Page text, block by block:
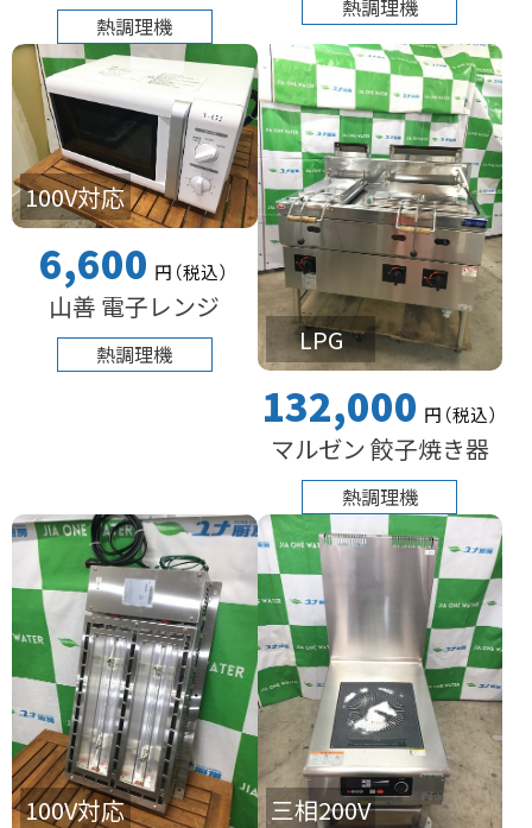
熱調理機
熱調理機
100V対応
6,600 円（税込）
山善 電子レンジ
熱調理機 LPG
132,000 円（税込）
マルゼン 餃子焼き器
熱調理機
100V対応 三相200V